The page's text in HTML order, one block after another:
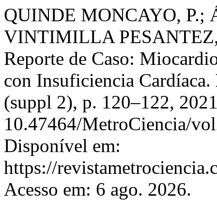
QUINDE MONCAYO, P.;
VINTIMILLA
Reporte de Caso:
con Insuficiencia Cardíaca.
(suppl 2), p. 120–122,
10.47464/MetroCiencia/
Disponível em:
https://
Acesso em: 6 ago. 2026.